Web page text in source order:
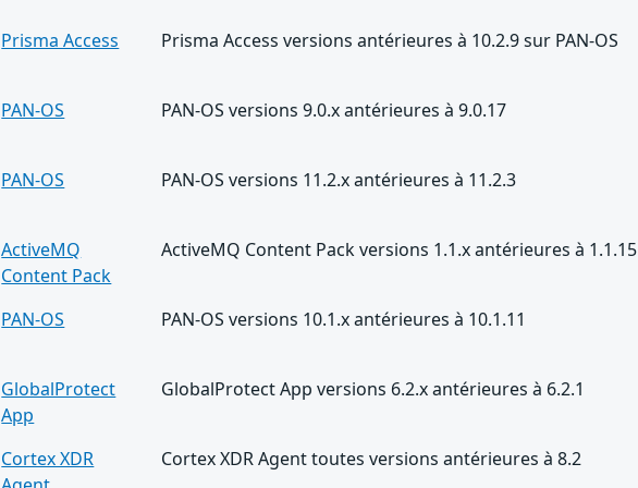
Prisma Access Prisma Access versions antérieures à 10.2.9 sur PAN-OS
PAN-OS PAN-OS versions 9.0.x antérieures à 9.0.17
PAN-OS PAN-OS versions 11.2.x antérieures à 11.2.3
ActiveMQ
Content Pack
ActiveMQ Content Pack versions 1.1.x antérieures à 1.1.15
PAN-OS PAN-OS versions 10.1.x antérieures à 10.1.11
GlobalProtect
App
GlobalProtect App versions 6.2.x antérieures à 6.2.1
Cortex XDR
Cortex XDR Agent toutes versions antérieures à 8.2